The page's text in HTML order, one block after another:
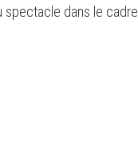
spectacle dans le cadre